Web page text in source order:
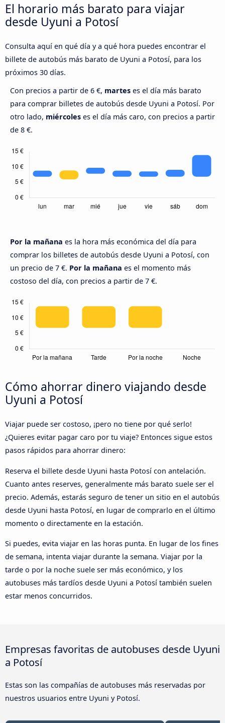
El horario más barato para viajar
desde Uyuni a Potosí
Consulta aquí en qué día y a qué hora puedes encontrar el
billete de autobús más barato de Uyuni a Potosí, para los
próximos 30 días.
Con precios a partir de 6 €, martes es el día más barato
para comprar billetes de autobús desde Uyuni a Potosí. Por
otro lado, miércoles es el día más caro, con precios a partir
de 8 €.
Por la mañana es la hora más económica del día para
comprar los billetes de autobús desde Uyuni a Potosí, con
un precio de 7 €. Por la mañana es el momento más
costoso del día, con precios a partir de 7 €.
Cómo ahorrar dinero viajando desde
Uyuni a Potosí
Viajar puede ser costoso, ¡pero no tiene por qué serlo!
¿Quieres evitar pagar caro por tu viaje? Entonces sigue estos
pasos rápidos para ahorrar dinero:
Reserva el billete desde Uyuni hasta Potosí con antelación.
Cuanto antes reserves, generalmente más barato suele ser el
precio. Además, estarás seguro de tener un sitio en el autobús
desde Uyuni hasta Potosí, en lugar de comprarlo en el último
momento o directamente en la estación.
Si puedes, evita viajar en las horas punta. En lugar de los fines
de semana, intenta viajar durante la semana. Viajar por la
tarde o por la noche suele ser más económico, y los
autobuses más tardíos desde Uyuni a Potosí también suelen
estar menos concurridos.
Empresas favoritas de autobuses desde Uyuni
a Potosí
Estas son las compañías de autobuses más reservadas por
nuestros usuarios entre Uyuni y Potosí.